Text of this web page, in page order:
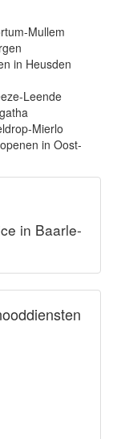
Mullem
in Heusden
Leende
Mierlo
in Oost-
in Baarle-